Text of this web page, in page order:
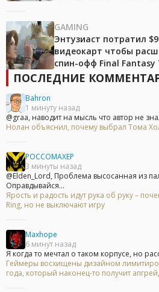
GAMING
Энтузиаст потратил
видеокарт чтобы
спин-офф Final Fantasy
ПОСЛЕДНИЕ
Bahron
1 минуту назад
@graa, наводит на мысль что автор не
Нолан объяснил, почему выбрал Тома
POCCOMAXEP
3 минуты назад
@Elden_Lord, Проблема высосанная из
Оправдывайся...
Ярость и радость идут рука об руку –
Ring, но не выключают игру
Maxhope
6 минут назад
Я когда то мечтал о таком корпусе, но
Геймеры восхищены дизайном
года, который наконец-то получит